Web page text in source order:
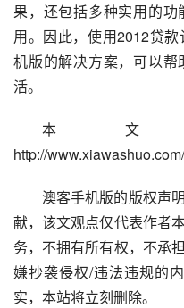
果，还包括多种实用的
用。因此，使用2012贷
机版的解决方案，可以
活。
本文
http://
澳客手机版的版权声
献，该文观点仅代表作者
务，不拥有所有权，不承
嫌抄袭侵权/违法违规的
实，本站将立刻删除。